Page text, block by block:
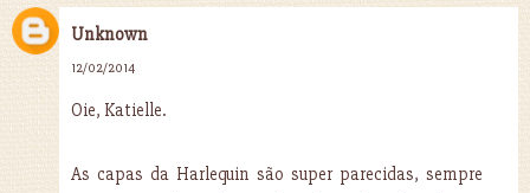
Unknown
12/02/2014
Oie, Katielle.
As capas da Harlequin são super parecidas, sempre